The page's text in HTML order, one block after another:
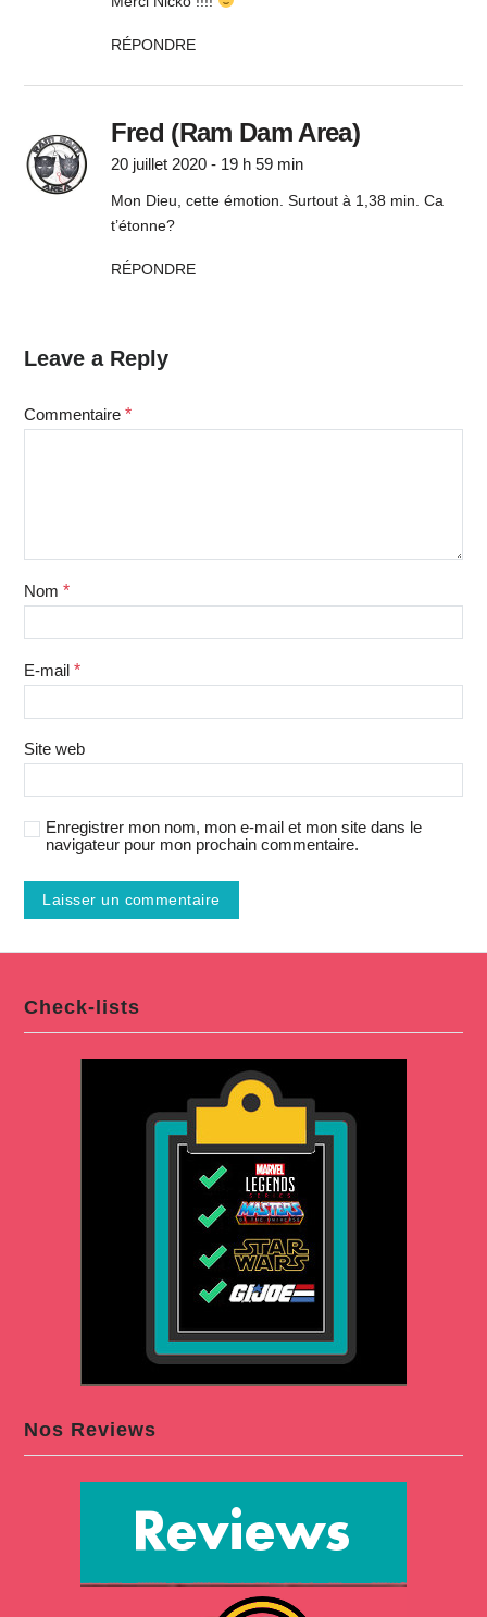
RÉPONDRE
Fred (Ram Dam Area)
20 juillet 2020 - 19 h 59 min
Mon Dieu, cette émotion. Surtout à 1,38 min. Ca
t’étonne?
RÉPONDRE
Leave a Reply
Commentaire *
Nom *
E-mail *
Site web
Enregistrer mon nom, mon e-mail et mon site dans le
navigateur pour mon prochain commentaire.
Check-lists
Nos Reviews